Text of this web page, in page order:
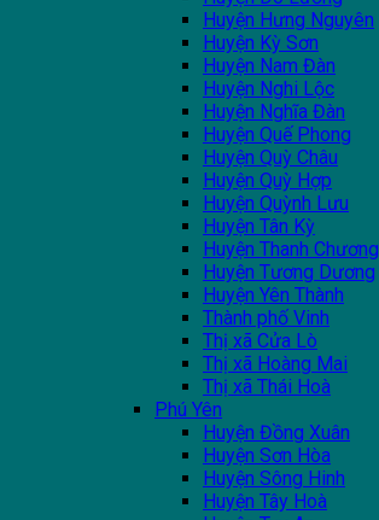
Huyện Hưng Nguyên
Huyện Kỳ Sơn
Huyện Nam Đàn
Huyện Nghi Lộc
Huyện Nghĩa Đàn
Huyện Quế Phong
Huyện Quỳ Châu
Huyện Quỳ Hợp
Huyện Quỳnh Lưu
Huyện Tân Kỳ
Huyện Thanh Chương
Huyện Tương Dương
Huyện Yên Thành
Thành phố Vinh
Thị xã Cửa Lò
Thị xã Hoàng Mai
Thị xã Thái Hoà
Phú Yên
Huyện Đồng Xuân
Huyện Sơn Hòa
Huyện Sông Hinh
Huyện Tây Hoà